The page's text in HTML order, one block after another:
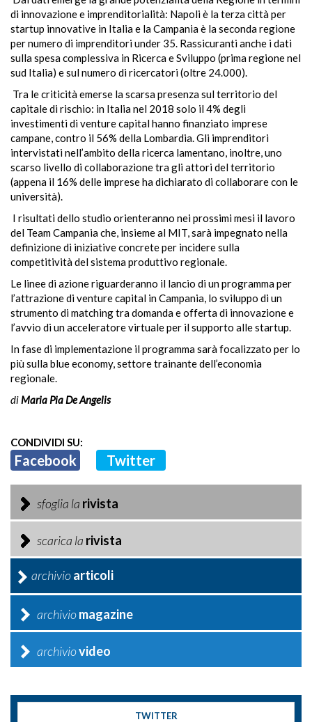
di innovazione e imprenditorialità: Napoli è la terza città per
startup innovative in Italia e la Campania è la seconda regione
per numero di imprenditori under 35. Rassicuranti anche i dati
sulla spesa complessiva in Ricerca e Sviluppo (prima regione nel
sud Italia) e sul numero di ricercatori (oltre 24.000).
Tra le criticità emerse la scarsa presenza sul territorio del
capitale di rischio: in Italia nel 2018 solo il 4% degli
investimenti di venture capital hanno finanziato imprese
campane, contro il 56% della Lombardia. Gli imprenditori
intervistati nell’ambito della ricerca lamentano, inoltre, uno
scarso livello di collaborazione tra gli attori del territorio
(appena il 16% delle imprese ha dichiarato di collaborare con le
università).
I risultati dello studio orienteranno nei prossimi mesi il lavoro
del Team Campania che, insieme al MIT, sarà impegnato nella
definizione di iniziative concrete per incidere sulla
competitività del sistema produttivo regionale.
Le linee di azione riguarderanno il lancio di un programma per
l’attrazione di venture capital in Campania, lo sviluppo di un
strumento di matching tra domanda e offerta di innovazione e
l’avvio di un acceleratore virtuale per il supporto alle startup.
In fase di implementazione il programma sarà focalizzato per lo
più sulla blue economy, settore trainante dell’economia
regionale.
di Maria Pia De Angelis
CONDIVIDI SU:
Facebook Twitter
sfoglia la rivista
scarica la rivista
archivioarticoli
archiviomagazine
archiviovideo
TWITTER